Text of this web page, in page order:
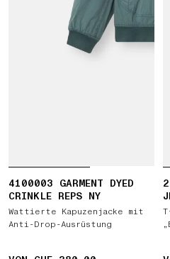
4100003 GARMENT DYED
CRINKLE REPS NY
Wattierte Kapuzenjacke mit
Anti-Drop-Ausrüstung